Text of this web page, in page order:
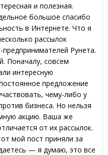
и полезная.
большое спасибо
в Интернете. Что я
рассылок
Рунета.
Поначалу, совсем
интересную
предложение
чему-либо у
бизнеса. Но нельзя
акцию. Ваша же
от их рассылок.
мой пост приняли за
— я думаю, это все